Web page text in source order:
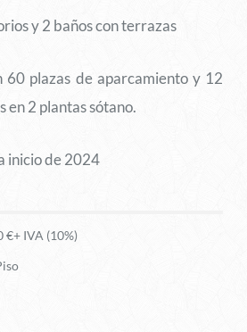
y 2 baños con terrazas
60 plazas de aparcamiento y 12
2 plantas sótano.
inicio de 2024
€+ IVA (10%)